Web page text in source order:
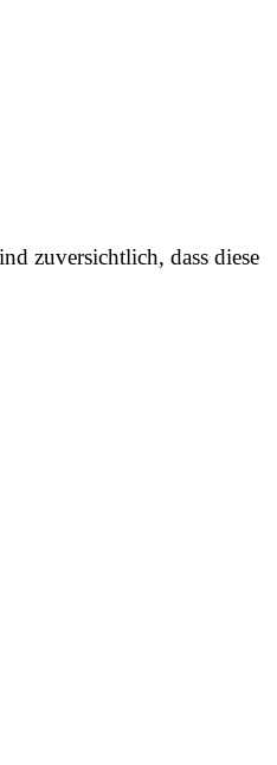
zuversichtlich, dass diese